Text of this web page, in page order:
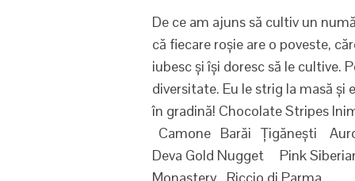
De ce am ajuns să cultiv un
că fiecare roșie are o poveste,
iubesc și își doresc să le cultive.
diversitate. Eu le strig la masă
în gradină! Chocolate Stripes
Camone Barăi Țigănești
Deva Gold Nugget Pink